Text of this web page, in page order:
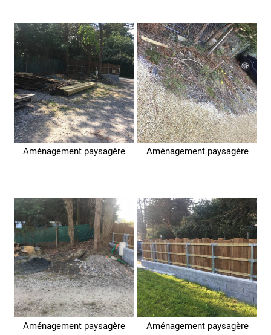
Aménagement paysagère Aménagement paysagère
Aménagement paysagère Aménagement paysagère